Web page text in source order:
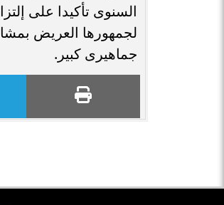
السنوى تأكيدا على
لجمهورها العريض
جماهيرى كبير.